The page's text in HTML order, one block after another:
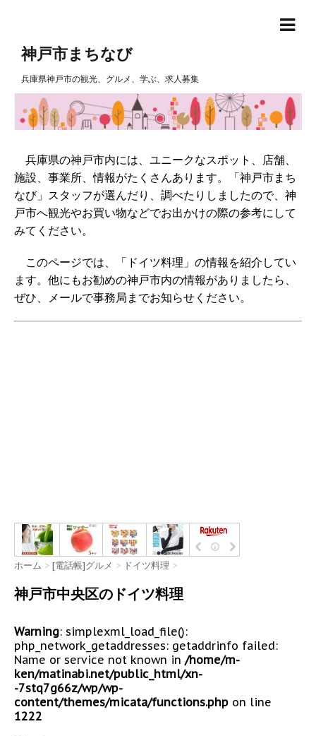
神戸市まちなび
兵庫県神戸市の観光、グルメ、学ぶ、求人募集
兵庫県の神戸市内には、ユニークなスポット、店舗、
施設、事業所、情報がたくさんあります。「神戸市まち
なび」スタッフが選んだり、調べたりしましたので、神
戸市へ観光やお買い物などでお出かけの際の参考にして
みてください。
このページでは、「ドイツ料理」の情報を紹介してい
ます。他にもお勧めの神戸市内の情報がありましたら、
ぜひ、メールで事務局までお知らせください。
ホーム > [電話帳]グルメ > ドイツ料理 >
神戸市中央区のドイツ料理
Warning: simplexml_load_file():
php_network_getaddresses: getaddrinfo failed:
Name or service not known in /home/m-
ken/matinabi.net/public_html/xn-
-7stq7g66z/wp/wp-
content/themes/micata/functions.php on line
1222